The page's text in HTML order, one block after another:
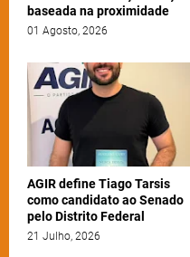
baseada na proximidade
01 Agosto, 2026
AGIR define Tiago Tarsis
como candidato ao Senado
pelo Distrito Federal
21 Julho, 2026